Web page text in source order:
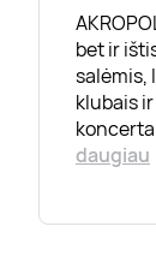
bet ir
salėmis,
klubais
daugiau